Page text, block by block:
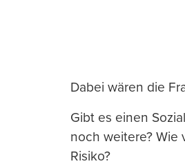
Dabei wären die
Gibt es einen
noch weitere? Wie
Risiko?